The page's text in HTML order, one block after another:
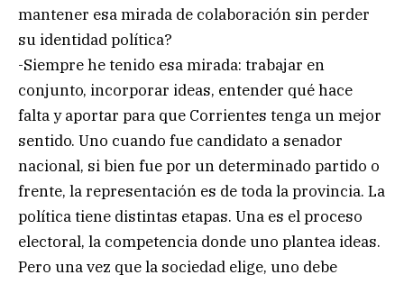
mantener esa mirada de colaboración sin perder
su identidad política?
-Siempre he tenido esa mirada: trabajar en
conjunto, incorporar ideas, entender qué hace
falta y aportar para que Corrientes tenga un mejor
sentido. Uno cuando fue candidato a senador
nacional, si bien fue por un determinado partido o
frente, la representación es de toda la provincia. La
política tiene distintas etapas. Una es el proceso
electoral, la competencia donde uno plantea ideas.
Pero una vez que la sociedad elige, uno debe